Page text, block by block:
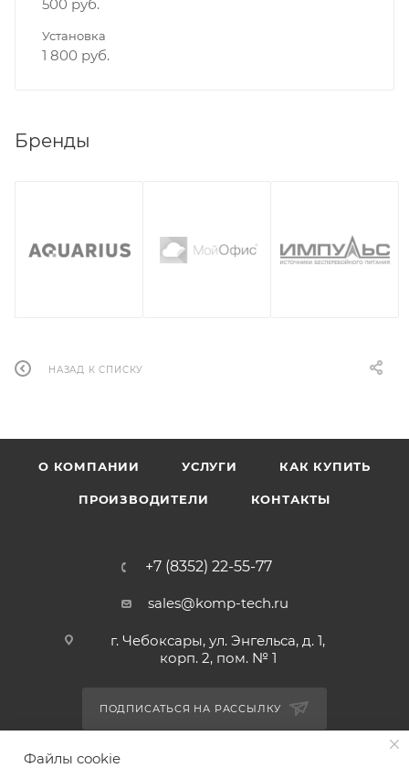
500 руб.
Установка
1 800 руб.
Бренды
НАЗАД К СПИСКУ
О КОМПАНИИ УСЛУГИ КАК КУПИТЬ
ПРОИЗВОДИТЕЛИ КОНТАКТЫ
+7 (8352) 22-55-77
sales@komp-tech.ru
г. Чебоксары, ул. Энгельса, д. 1,
корп. 2, пом. № 1
ПОДПИСАТЬСЯ НА РАССЫЛКУ
Файлы cookie